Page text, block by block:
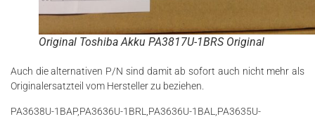
Original Toshiba Akku PA3817U-1BRS Original
Auch die alternativen P/N sind damit ab sofort auch nicht mehr als
Originalersatzteil vom Hersteller zu beziehen.
PA3638U-1BAP,PA3636U-1BRL,PA3636U-1BAL,PA3635U-